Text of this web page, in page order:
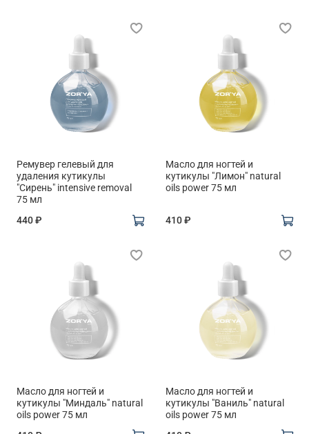
Ремувер гелевый для
удаления кутикулы
"Сирень" intensive removal
75 мл
440 ₽
Масло для ногтей и
кутикулы "Лимон" natural
oils power 75 мл
410 ₽
Масло для ногтей и
кутикулы "Миндаль" natural
oils power 75 мл
Масло для ногтей и
кутикулы "Ваниль" natural
oils power 75 мл